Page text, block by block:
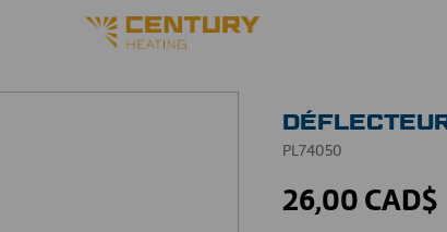
PL74050
26,00 CAD$